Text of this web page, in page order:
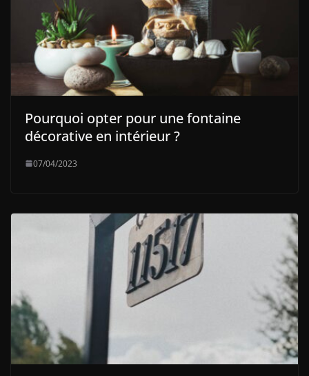
Pourquoi opter pour une fontaine
décorative en intérieur ?
07/04/2023